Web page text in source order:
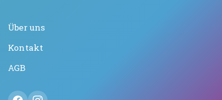
Über uns
Kontakt
AGB